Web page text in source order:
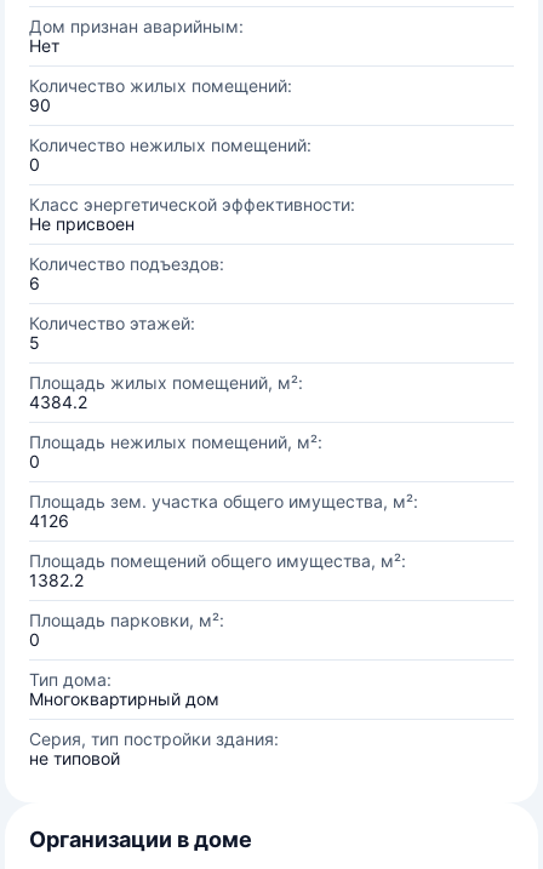
Дом признан аварийным:
Нет
Количество жилых помещений:
90
Количество нежилых помещений:
0
Класс энергетической эффективности:
Не присвоен
Количество подъездов:
6
Количество этажей:
5
Площадь жилых помещений, м²:
4384.2
Площадь нежилых помещений, м²:
0
Площадь зем. участка общего имущества, м²:
4126
Площадь помещений общего имущества, м²:
1382.2
Площадь парковки, м²:
0
Тип дома:
Многоквартирный дом
Серия, тип постройки здания:
не типовой
Организации в доме